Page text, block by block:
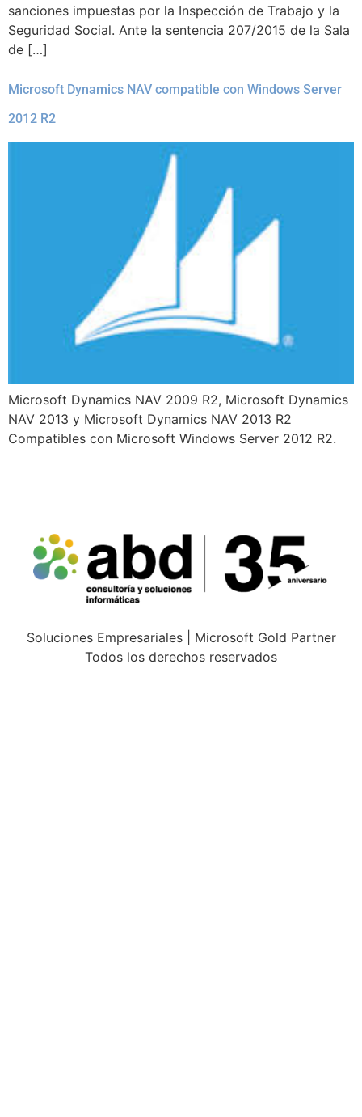
sanciones impuestas por la Inspección de Trabajo y la
Seguridad Social. Ante la sentencia 207/2015 de la Sala
de […]
Microsoft Dynamics NAV compatible con Windows Server
2012 R2
Microsoft Dynamics NAV 2009 R2, Microsoft Dynamics
NAV 2013 y Microsoft Dynamics NAV 2013 R2
Compatibles con Microsoft Windows Server 2012 R2.
Soluciones Empresariales | Microsoft Gold Partner
Todos los derechos reservados